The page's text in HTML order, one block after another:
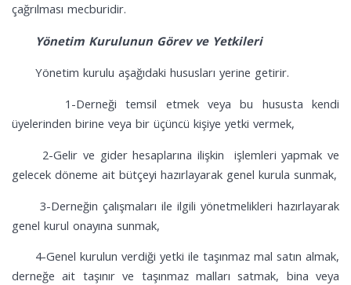
çağrılması mecburidir.
Yönetim Kurulunun Görev ve Yetkileri
Yönetim kurulu aşağıdaki hususları yerine getirir.
1-Derneği temsil etmek veya bu hususta kendi
üyelerinden birine veya bir üçüncü kişiye yetki vermek,
2-Gelir ve gider hesaplarına ilişkin işlemleri yapmak ve
gelecek döneme ait bütçeyi hazırlayarak genel kurula sunmak,
3-Derneğin çalışmaları ile ilgili yönetmelikleri hazırlayarak
genel kurul onayına sunmak,
4-Genel kurulun verdiği yetki ile taşınmaz mal satın almak,
derneğe ait taşınır ve taşınmaz malları satmak, bina veya